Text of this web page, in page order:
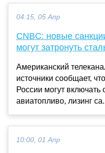
04:15, 05 Апр
CNBC: новые
могут затронуть
Американский
источники сообщает,
России могут включать
авиатопливо, лизинг
10:00, 01 Апр